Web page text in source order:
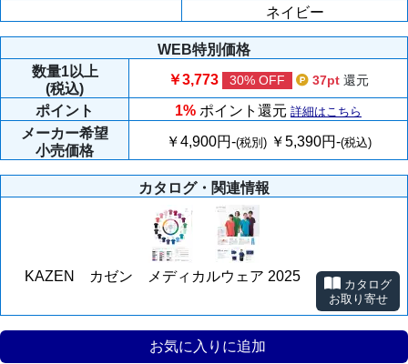
ネイビー
WEB特別価格
数量1以上
(税込)
￥3,773 30% OFF 37pt 還元
ポイント 1% ポイント還元 詳細はこちら
メーカー希望
小売価格
￥4,900円-(税別) ￥5,390円-(税込)
カタログ・関連情報
KAZEN カゼン メディカルウェア 2025
カタログ
お取り寄せ
お気に入りに追加